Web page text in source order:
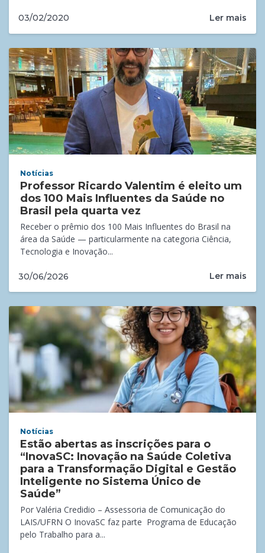
03/02/2020 Ler mais
Notícias
Professor Ricardo Valentim é eleito um
dos 100 Mais Influentes da Saúde no
Brasil pela quarta vez
Receber o prêmio dos 100 Mais Influentes do Brasil na
área da Saúde — particularmente na categoria Ciência,
Tecnologia e Inovação...
30/06/2026 Ler mais
Notícias
Estão abertas as inscrições para o
“InovaSC: Inovação na Saúde Coletiva
para a Transformação Digital e Gestão
Inteligente no Sistema Único de
Saúde”
Por Valéria Credidio – Assessoria de Comunicação do
LAIS/UFRN O InovaSC faz parte Programa de Educação
pelo Trabalho para a...